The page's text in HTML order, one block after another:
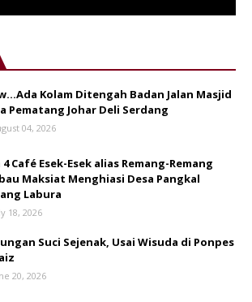
Kolam Ditengah Badan Jalan Masjid
Pematang Johar Deli Serdang
04, 2026
4 Café Esek-Esek alias Remang-Remang
Maksiat Menghiasi Desa Pangkal
Labura
18, 2026
Suci Sejenak, Usai Wisuda di Ponpes
20, 2026